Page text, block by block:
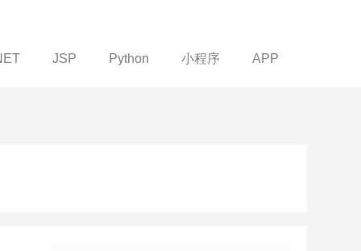
JSP Python 小程序 APP